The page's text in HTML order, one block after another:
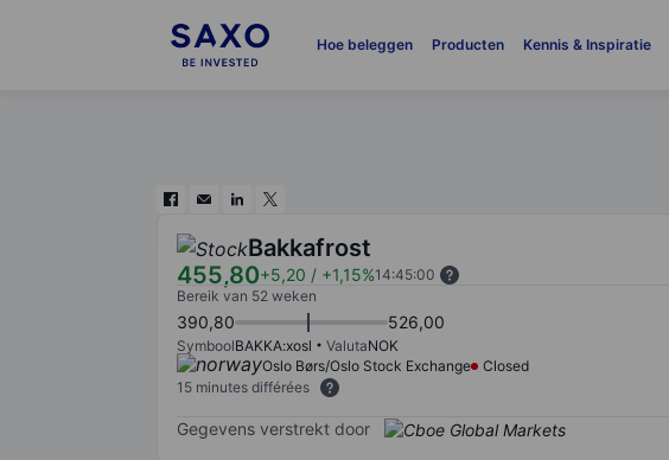
Hoe beleggen Producten Kennis & Inspiratie
Bakkafrost
455,80+5,20 / +1,15%14:45:00
Bereik van 52 weken
390,80 526,00
SymboolBAKKA:xosl ValutaNOK
Oslo Børs/Oslo Stock Exchange
Closed
15 minutes différées
Gegevens verstrekt door